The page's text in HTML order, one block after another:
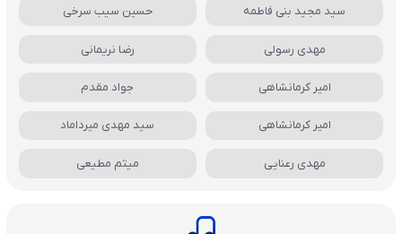
سید مجید بنی فاطمه حسین سیب سرخی
مهدی رسولی رضا نریمانی
امیر کرمانشاهی جواد مقدم
امیر کرمانشاهی سید مهدی میرداماد
مهدی رعنایی میثم مطیعی